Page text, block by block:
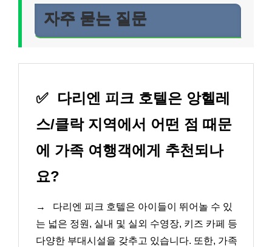
자주 묻는 질문
✅
다리엔 피크 호텔은 앙헬레
스/클락 지역에서 어떤 점 때문
에 가족 여행객에게 추천되나
요?
→
다리엔 피크 호텔은 아이들이 뛰어놀 수 있
는 넓은 정원, 실내 및 실외 수영장, 키즈 카페 등
다양한 부대시설을 갖추고 있습니다. 또한, 가족